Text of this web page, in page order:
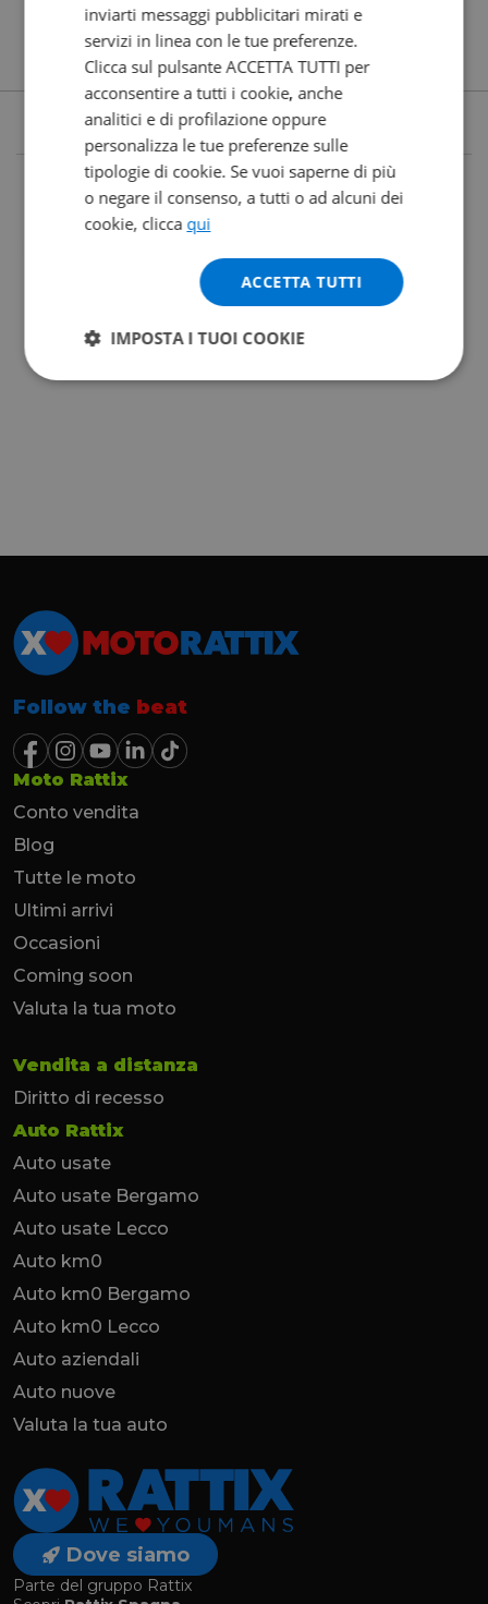
Follow the beat
Moto Rattix
Conto vendita
Blog
Tutte le moto
Ultimi arrivi
Occasioni
Coming soon
Valuta la tua moto
Vendita a distanza
Diritto di recesso
Auto Rattix
Auto usate
Auto usate Bergamo
Auto usate Lecco
Auto km0
Auto km0 Bergamo
Auto km0 Lecco
Auto aziendali
Auto nuove
Valuta la tua auto
Dove siamo
Parte del gruppo Rattix
inviarti messaggi pubblicitari mirati e
servizi in linea con le tue preferenze.
Clicca sul pulsante ACCETTA TUTTI per
acconsentire a tutti i cookie, anche
analitici e di profilazione oppure
personalizza le tue preferenze sulle
tipologie di cookie. Se vuoi saperne di più
o negare il consenso, a tutti o ad alcuni dei
cookie, clicca qui
ACCETTA TUTTI
IMPOSTA I TUOI COOKIE